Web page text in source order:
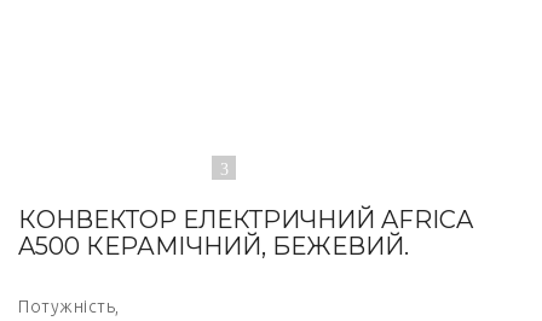
КОНВЕКТОР ЕЛЕКТРИЧНИЙ AFRICA
A500 КЕРАМІЧНИЙ, БЕЖЕВИЙ.
Потужність,